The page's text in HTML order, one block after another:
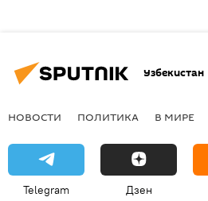
Узбекистан
НОВОСТИ ПОЛИТИКА В МИРЕ
Telegram Дзен